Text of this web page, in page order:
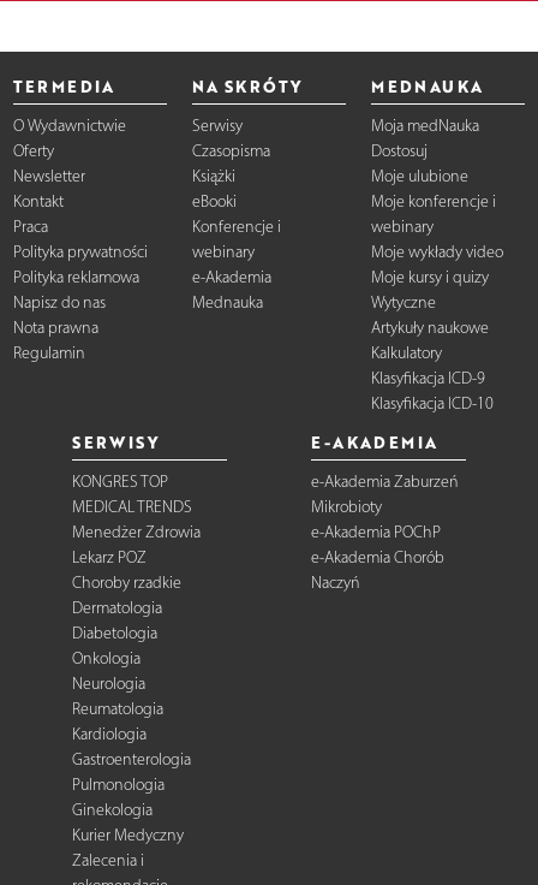
TERMEDIA
O Wydawnictwie
Oferty
Newsletter
Kontakt
Praca
Polityka prywatności
Polityka reklamowa
Napisz do nas
Nota prawna
Regulamin
NA SKRÓTY
Serwisy
Czasopisma
Książki
eBooki
Konferencje i
webinary
e-Akademia
Mednauka
MEDNAUKA
Moja medNauka
Dostosuj
Moje ulubione
Moje konferencje i
webinary
Moje wykłady video
Moje kursy i quizy
Wytyczne
Artykuły naukowe
Kalkulatory
Klasyfikacja ICD-9
Klasyfikacja ICD-10
SERWISY
KONGRES TOP
MEDICAL TRENDS
Menedżer Zdrowia
Lekarz POZ
Choroby rzadkie
Dermatologia
Diabetologia
Onkologia
Neurologia
Reumatologia
Kardiologia
Gastroenterologia
Pulmonologia
Ginekologia
Kurier Medyczny
Zalecenia i
E-AKADEMIA
e-Akademia Zaburzeń
Mikrobioty
e-Akademia POChP
e-Akademia Chorób
Naczyń